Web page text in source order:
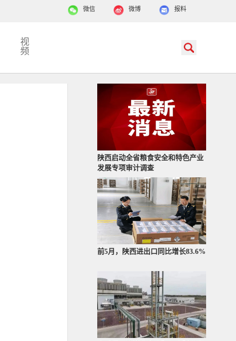
报料
微博
微信
视
频
陕西启动全省粮食安全和特色产业
发展专项审计调查
前5月，陕西进出口同比增长83.6%